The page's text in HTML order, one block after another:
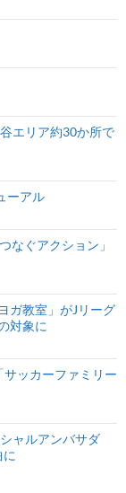
エリア約30か所で
ーアル
なぐアクション」
ガ教室」がJリーグ
対象に
ッカーファミリー
ャルアンバサダ